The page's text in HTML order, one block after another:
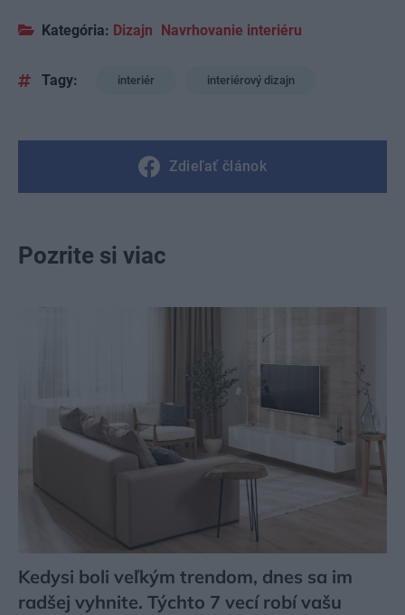
Kategória: Dizajn Navrhovanie interiéru
Tagy: interiér interiérový dizajn
Zdieľať článok
Pozrite si viac
Kedysi boli veľkým trendom, dnes sa im
radšej vyhnite. Týchto 7 vecí robí vašu